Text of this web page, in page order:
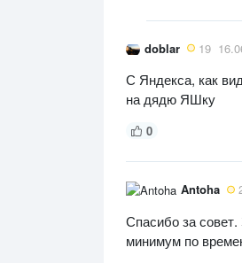
doblar 19
С Яндекса, как
на дядю ЯШку
0
Antoha
Спасибо за совет.
минимум по